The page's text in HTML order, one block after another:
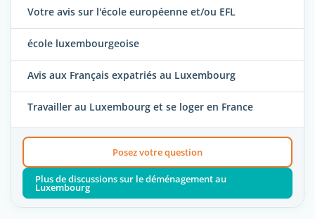
Votre avis sur l'école européenne et/ou EFL
école luxembourgeoise
Avis aux Français expatriés au Luxembourg
Travailler au Luxembourg et se loger en France
Posez votre question
Plus de discussions sur le déménagement au
Luxembourg